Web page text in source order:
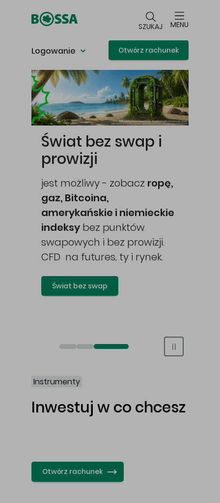
SZUKAJ MENU
Logowanie Otwórz rachunek
Główna treść
Świat bez swap i
prowizji
jest możliwy - zobacz ropę,
gaz, Bitcoina,
amerykańskie i niemieckie
indeksy bez punktów
swapowych i bez prowizji.
CFD na futures, ty i rynek.
Świat bez swap
Otwórz rachunek maklerski online
Otwórz konto IKE/IKZE
Świat bez swap i prowizji
Instrumenty
Inwestuj w co chcesz
Otwórz rachunek